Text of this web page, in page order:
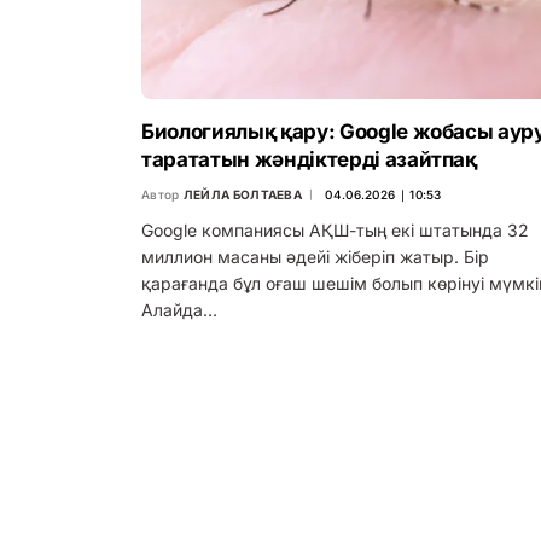
Биологиялық қару: Google жобасы
тарататын жәндіктерді азайтпақ
Автор ЛЕЙЛА БОЛТАЕВА 04.06.2026 ∣ 10:53
Google компаниясы АҚШ-тың екі штатында 32
миллион масаны әдейі жіберіп жатыр. Бір
қарағанда бұл оғаш шешім болып көрінуі
Алайда…